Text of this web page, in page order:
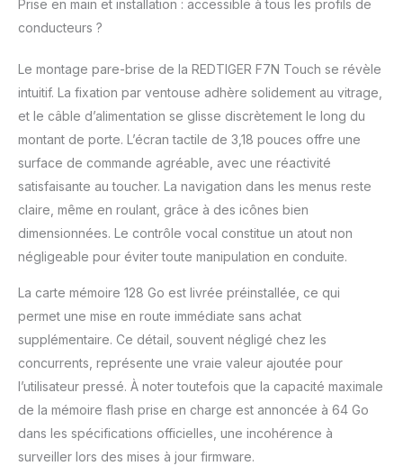
nocturne claire, même
dans des conditions de
faible luminosité. Elle
garantit un
et fiable, de jour
comme de nuit
[Commande Vocale et
Écran Tactile] La
caméra embarquée
F7NTOUCH prend en
charge la commande
vocale, ce qui permet
une utilisation mains
libres de la caméra
embarquée 4K HD afin
de minimiser les
et d'améliorer la
sécurité routière. Cette
caméra embarquée à
Prise en main et installation : accessible à tous les profils de
conducteurs ?
Le montage pare-brise de la REDTIGER F7N Touch se révèle
intuitif. La fixation par ventouse adhère solidement au vitrage,
et le câble d’alimentation se glisse discrètement le long du
montant de porte. L’écran tactile de 3,18 pouces offre une
surface de commande agréable, avec une réactivité
satisfaisante au toucher. La navigation dans les menus reste
claire, même en roulant, grâce à des icônes bien
dimensionnées. Le contrôle vocal constitue un atout non
négligeable pour éviter toute manipulation en conduite.
La carte mémoire 128 Go est livrée préinstallée, ce qui
permet une mise en route immédiate sans achat
supplémentaire. Ce détail, souvent négligé chez les
concurrents, représente une vraie valeur ajoutée pour
l’utilisateur pressé. À noter toutefois que la capacité maximale
de la mémoire flash prise en charge est annoncée à 64 Go
dans les spécifications officielles, une incohérence à
surveiller lors des mises à jour firmware.